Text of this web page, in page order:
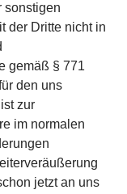
sonstigen
der Dritte nicht in
gemäß § 771
den uns
zur
im normalen
jetzt an uns